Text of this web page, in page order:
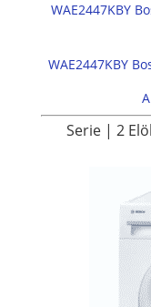
WAE2447KBY
WAE2447KBY
Serie | 2